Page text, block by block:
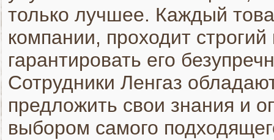
только лучшее. Каждый
компании, проходит
гарантировать его
Сотрудники Ленгаз
предложить свои знания и
выбором самого